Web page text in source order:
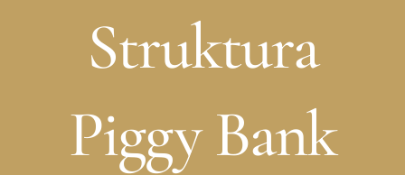
Struktura
Piggy Bank